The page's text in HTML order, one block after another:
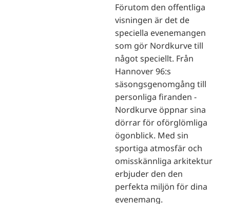
Förutom den offentliga
visningen är det de
speciella evenemangen
som gör Nordkurve till
något speciellt. Från
Hannover 96:s
säsongsgenomgång till
personliga firanden -
Nordkurve öppnar sina
dörrar för oförglömliga
ögonblick. Med sin
sportiga atmosfär och
omisskännliga arkitektur
erbjuder den den
perfekta miljön för dina
evenemang.